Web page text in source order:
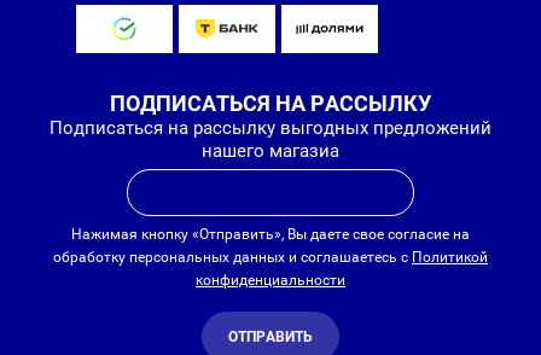
ПОДПИСАТЬСЯ НА РАССЫЛКУ
Подписаться на рассылку выгодных предложений
нашего магазиа
Нажимая кнопку «Отправить», Вы даете свое согласие на
обработку персональных данных и соглашаетесь с Политикой
конфиденциальности
ОТПРАВИТЬ